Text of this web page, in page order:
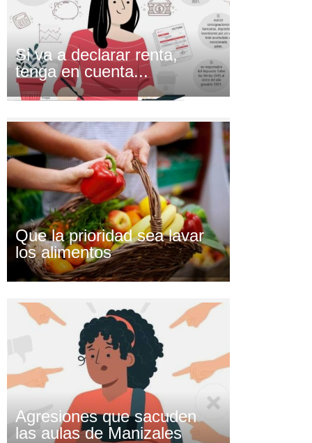
Si va a declarar renta,
tenga en cuenta...
Que la prioridad sea lavar
los alimentos
Agresiones que sacuden
las aulas de Manizales